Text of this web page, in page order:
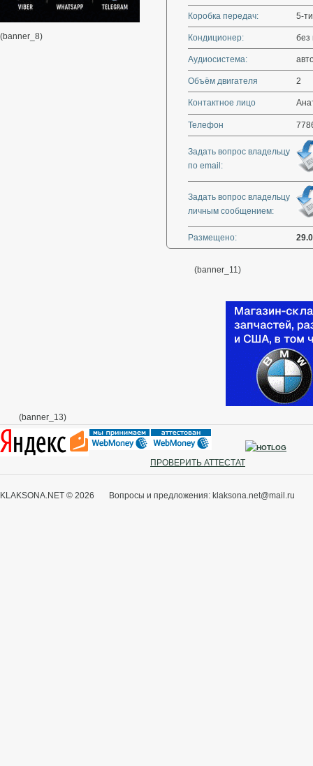
(banner_8)
Коробка передач: 5-
Кондиционер: без
Аудиосистема:
Объём двигателя 2
Контактное лицо
Телефон
Задать вопрос владельцу
по email:
Задать вопрос владельцу
личным сообщением:
Размещено:
(banner_11)
(banner_13)
ПРОВЕРИТЬ АТТЕСТАТ
KLAKSONA.NET © 2026 Вопросы и предложения: klaksona.net@mail.ru